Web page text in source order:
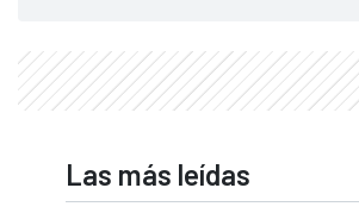
Las más leídas